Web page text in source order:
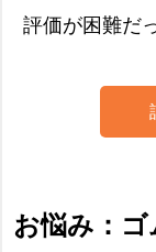
評価が困難だ
お悩み：